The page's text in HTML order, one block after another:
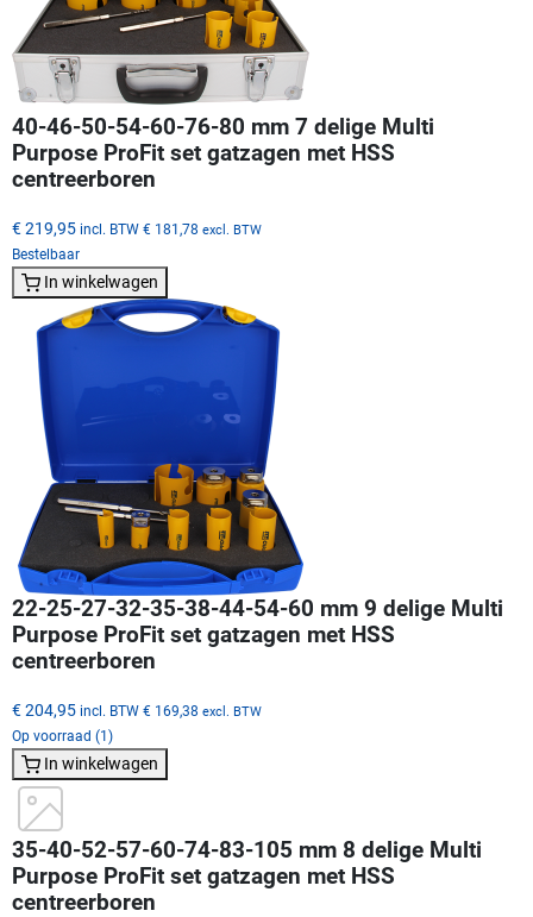
40-46-50-54-60-76-80 mm 7 delige Multi
Purpose ProFit set gatzagen met HSS
centreerboren
€ 219,95 incl. BTW € 181,78 excl. BTW
Bestelbaar
In winkelwagen
22-25-27-32-35-38-44-54-60 mm 9 delige Multi
Purpose ProFit set gatzagen met HSS
centreerboren
€ 204,95 incl. BTW € 169,38 excl. BTW
Op voorraad (1)
In winkelwagen
35-40-52-57-60-74-83-105 mm 8 delige Multi
Purpose ProFit set gatzagen met HSS
centreerboren